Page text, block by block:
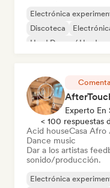
Electrónica
Discoteca
Hard Dance /
Experto En
< 100 respuestas
Acid houseCasa Afro
Dance music
Dar a los artistas
sonido/producción.
Electrónica